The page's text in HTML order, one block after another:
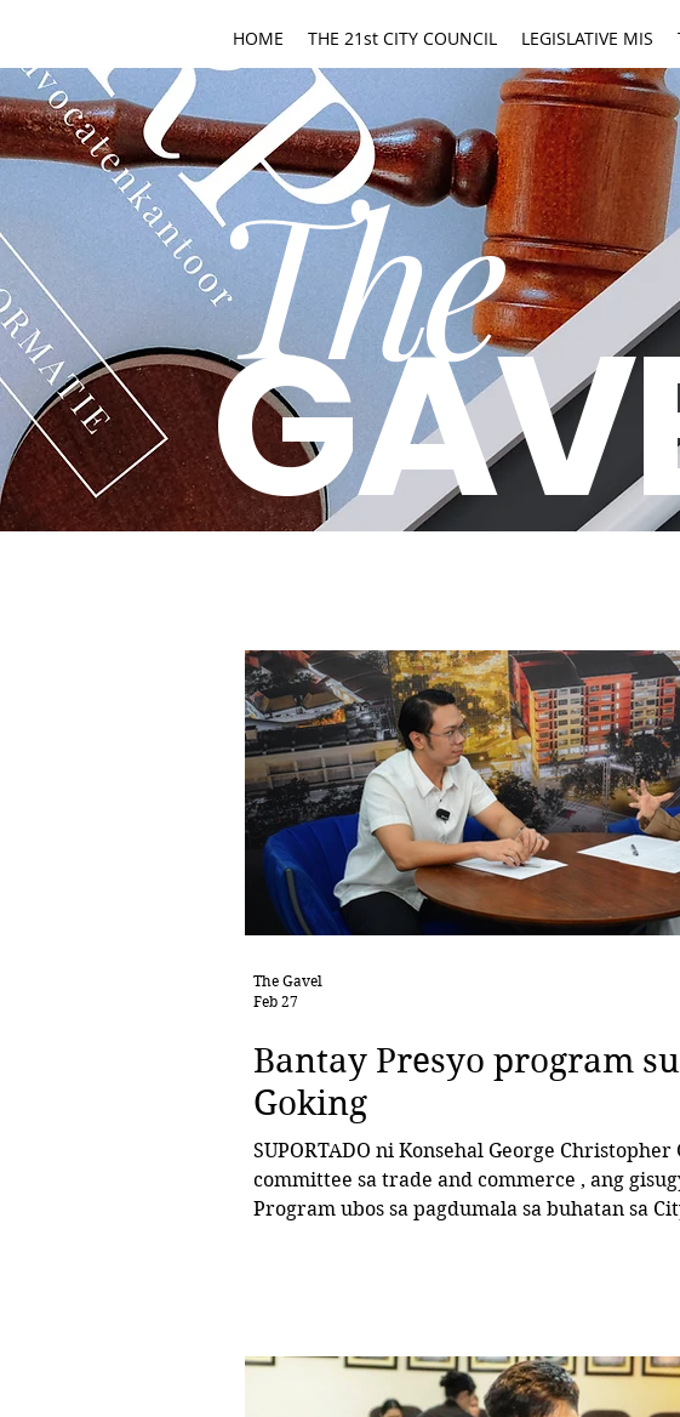
HOME THE 21st CITY COUNCIL LEGISLATIVE MIS
The
Bantay Presyo program
Goking
SUPORTADO ni Konsehal George
committee sa trade and commerce , ang
Program ubos sa pagdumala sa buhatan sa
produkto o ang panginahanglan sa suplay
The Gavel
Feb 27